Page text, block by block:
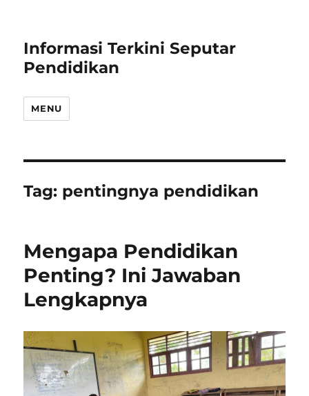
Informasi Terkini Seputar
Pendidikan
MENU
Tag: pentingnya pendidikan
Mengapa Pendidikan
Penting? Ini Jawaban
Lengkapnya